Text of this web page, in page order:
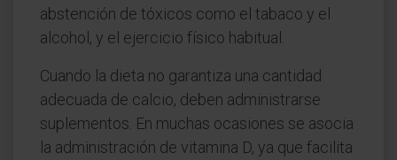
abstención de tóxicos como el tabaco y el
alcohol, y el ejercicio físico habitual.
Cuando la dieta no garantiza una cantidad
adecuada de calcio, deben administrarse
suplementos. En muchas ocasiones se asocia
la administración de vitamina D, ya que facilita